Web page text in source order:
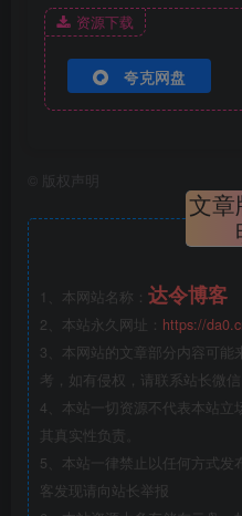
资源下载
夸克网盘
版权声明
文章
1、本网站名称： 达令博客
2、本站永久网址： https://
3、本网站的文章部分内容可能
考，如有侵权，请联系站长微
4、本站一切资源不代表本站立
其真实性负责。
5、本站一律禁止以任何方式发
客发现请向站长举报